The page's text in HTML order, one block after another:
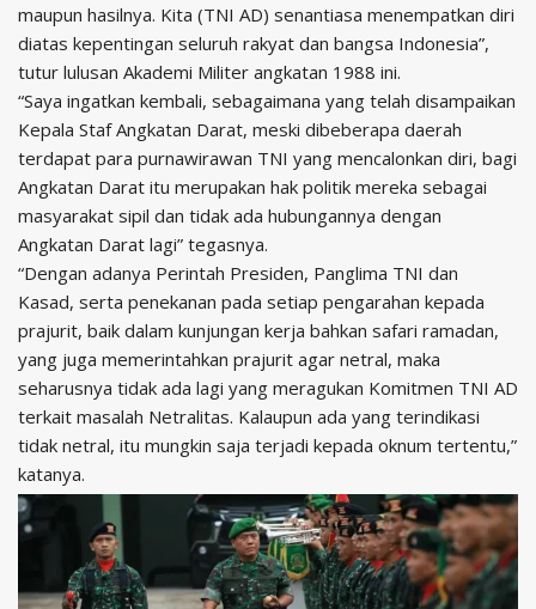
maupun hasilnya. Kita (TNI AD) senantiasa menempatkan diri
diatas kepentingan seluruh rakyat dan bangsa Indonesia”,
tutur lulusan Akademi Militer angkatan 1988 ini.
“Saya ingatkan kembali, sebagaimana yang telah disampaikan
Kepala Staf Angkatan Darat, meski dibeberapa daerah
terdapat para purnawirawan TNI yang mencalonkan diri, bagi
Angkatan Darat itu merupakan hak politik mereka sebagai
masyarakat sipil dan tidak ada hubungannya dengan
Angkatan Darat lagi” tegasnya.
“Dengan adanya Perintah Presiden, Panglima TNI dan
Kasad, serta penekanan pada setiap pengarahan kepada
prajurit, baik dalam kunjungan kerja bahkan safari ramadan,
yang juga memerintahkan prajurit agar netral, maka
seharusnya tidak ada lagi yang meragukan Komitmen TNI AD
terkait masalah Netralitas. Kalaupun ada yang terindikasi
tidak netral, itu mungkin saja terjadi kepada oknum tertentu,”
katanya.